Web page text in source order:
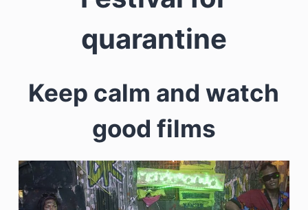
quarantine
Keep calm and watch
good films